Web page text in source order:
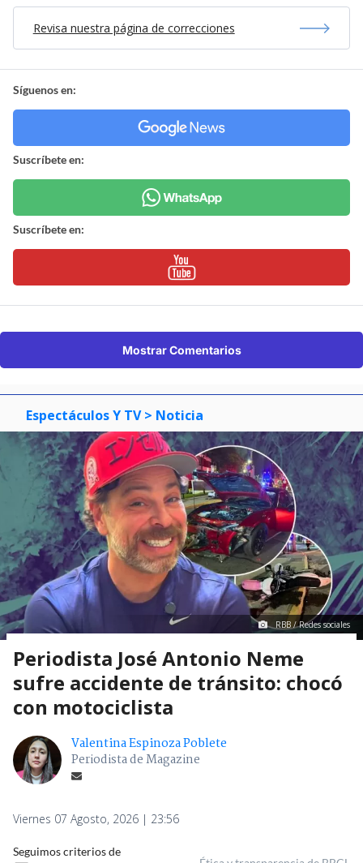
Revisa nuestra página de correcciones
Síguenos en:
Suscríbete en:
Suscríbete en:
Mostrar Comentarios
Espectáculos Y TV > Noticia
RBB / Redes sociales
Periodista José Antonio Neme
sufre accidente de tránsito: chocó
con motociclista
Valentina Espinoza Poblete
Periodista de Magazine
Viernes 07 Agosto, 2026 | 23:56
Seguimos criterios de